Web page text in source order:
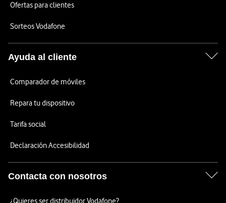
Ofertas para clientes
Sorteos Vodafone
Ayuda al cliente
Comparador de móviles
Repara tu dispositivo
Tarifa social
Declaración Accesibilidad
Contacta con nosotros
¿Quieres ser distribuidor Vodafone?